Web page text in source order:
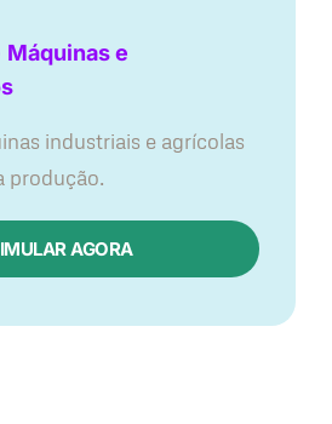
Máquinas e
industriais e agrícolas
produção.
AGORA